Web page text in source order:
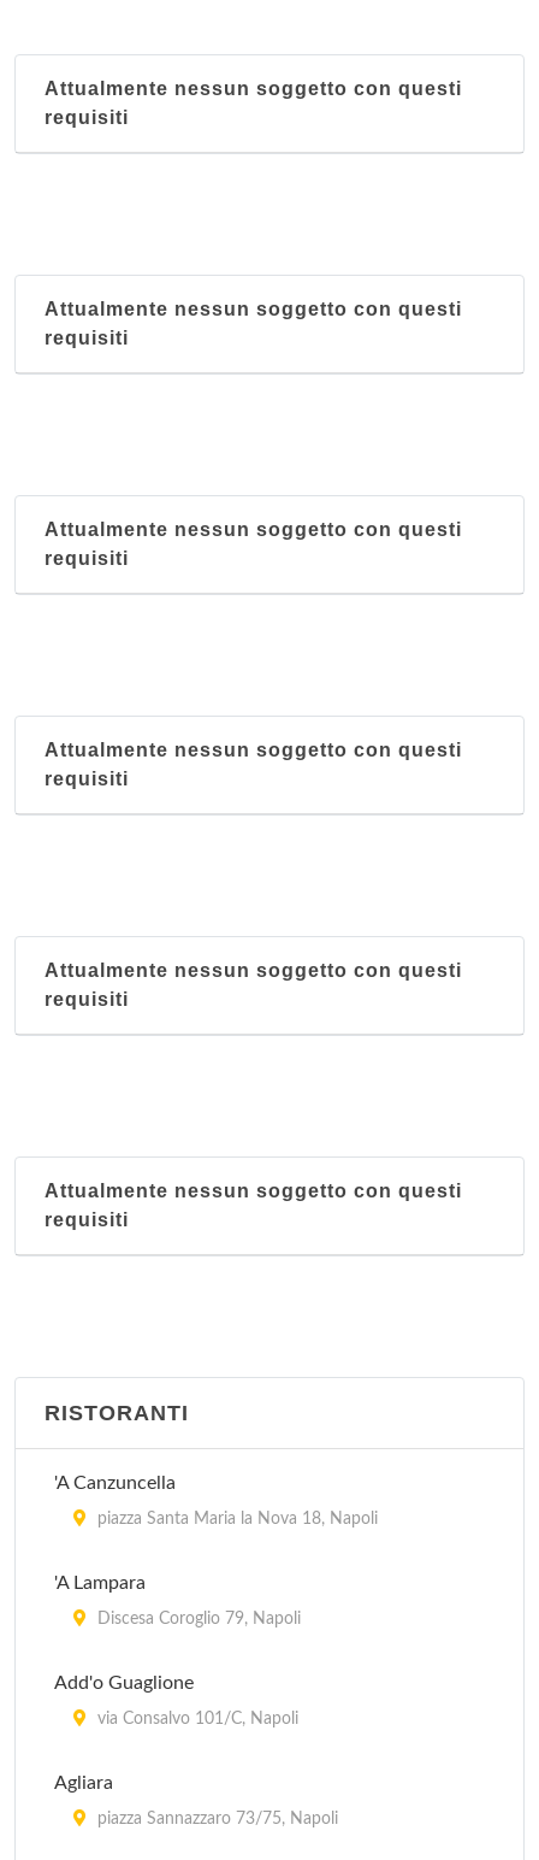
Attualmente nessun soggetto con questi
requisiti
Attualmente nessun soggetto con questi
requisiti
Attualmente nessun soggetto con questi
requisiti
Attualmente nessun soggetto con questi
requisiti
Attualmente nessun soggetto con questi
requisiti
Attualmente nessun soggetto con questi
requisiti
RISTORANTI
'A Canzuncella
piazza Santa Maria la Nova 18, Napoli
'A Lampara
Discesa Coroglio 79, Napoli
Add'o Guaglione
via Consalvo 101/C, Napoli
Agliara
piazza Sannazzaro 73/75, Napoli